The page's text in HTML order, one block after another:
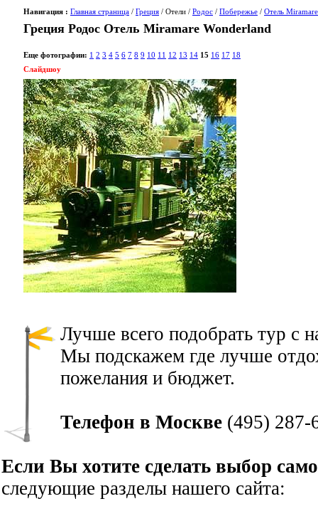
Навигация : Главная страница / Греция / Отели / Родос / Побережье / Отель
Греция Родос Отель Miramare Wonderland
Еще фотографии: 1 2 3 4 5 6 7 8 9 10 11 12 13 14 15 16 17 18
Слайдшоу
Лучше всего подобрать тур с
Мы подскажем где лучше
пожелания и бюджет.
Телефон в Москве (495) 287-
Если Вы хотите сделать выбор
следующие разделы нашего сайта: